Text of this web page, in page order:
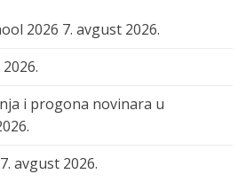
2026 7. avgust 2026.
i progona novinara u
7. avgust 2026.